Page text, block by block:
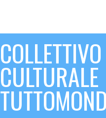
COLLETTIVO
CULTURALE